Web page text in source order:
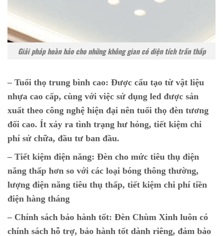
Giải pháp hoàn hảo cho những không gian có diện tích trần thấp
– Tuổi thọ trung bình cao: Được cấu tạo từ vật liệu
nhựa cao cấp, cùng với việc sử dụng led được sản
xuất theo công nghệ hiện đại nên tuổi thọ đèn tương
đối cao. Ít xảy ra tình trạng hư hỏng, tiết kiệm chi
phí sử chữa, đầu tư ban đầu.
– Tiết kiệm điện năng: Đèn cho mức tiêu thụ điện
năng thấp hơn so với các loại bóng thông thường,
lượng điện năng tiêu thụ thấp, tiết kiệm chi phí tiền
điện hàng tháng
– Chính sách bảo hành tốt: Đèn Chùm Xinh luôn có
chính sách hỗ trợ, bảo hành tốt dành riêng, đảm bảo